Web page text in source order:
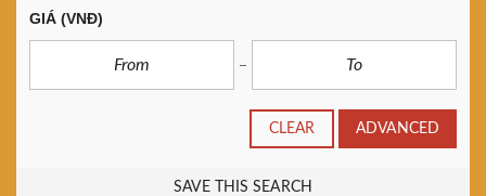
GIÁ (VNĐ)
CLEAR ADVANCED
SAVE THIS SEARCH